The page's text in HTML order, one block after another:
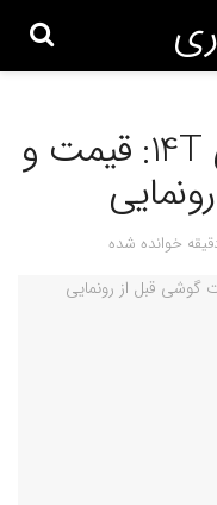
لو رفتن جزئیات ریلمی 14T: قیمت و